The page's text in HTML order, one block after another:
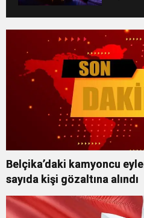
Belçika’daki kamyoncu
sayıda kişi gözaltına alındı